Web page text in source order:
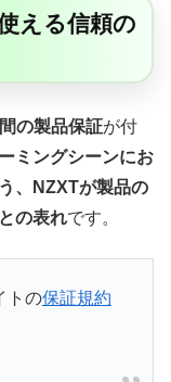
える信頼の
の製品保証が付
ミングシーンにお
、NZXTが製品の
の表れです。
トの保証規約